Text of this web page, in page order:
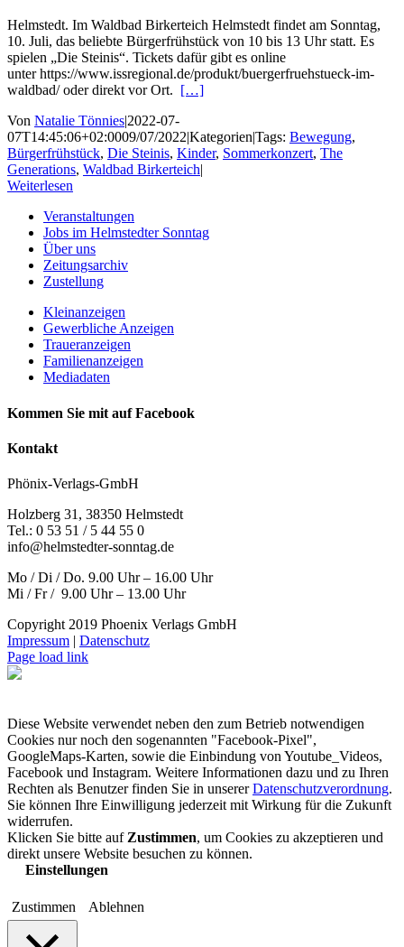
Helmstedt. Im Waldbad Birkerteich Helmstedt findet am Sonntag,
10. Juli, das beliebte Bürgerfrühstück von 10 bis 13 Uhr statt. Es
spielen „Die Steinis“. Tickets dafür gibt es online
unter https://www.issregional.de/produkt/buergerfruehstueck-im-
waldbad/ oder direkt vor Ort. […]
Von Natalie Tönnies|2022-07-
07T14:45:06+02:0009/07/2022|Kategorien|Tags: Bewegung,
Bürgerfrühstück, Die Steinis, Kinder, Sommerkonzert, The
Generations, Waldbad Birkerteich|
Weiterlesen
Veranstaltungen
Jobs im Helmstedter Sonntag
Über uns
Zeitungsarchiv
Zustellung
Kleinanzeigen
Gewerbliche Anzeigen
Traueranzeigen
Familienanzeigen
Mediadaten
Kommen Sie mit auf Facebook
Kontakt
Phönix-Verlags-GmbH
Holzberg 31, 38350 Helmstedt
Tel.: 0 53 51 / 5 44 55 0
info@helmstedter-sonntag.de
Mo / Di / Do. 9.00 Uhr – 16.00 Uhr
Mi / Fr / 9.00 Uhr – 13.00 Uhr
Copyright 2019 Phoenix Verlags GmbH
Impressum | Datenschutz
Page load link
Diese Website verwendet neben den zum Betrieb notwendigen
Cookies nur noch den sogenannten "Facebook-Pixel",
GoogleMaps-Karten, sowie die Einbindung von Youtube_Videos,
Facebook und Instagram. Weitere Informationen dazu und zu Ihren
Rechten als Benutzer finden Sie in unsererDatenschutzverordnung.
Sie können Ihre Einwilligung jederzeit mit Wirkung für die Zukunft
widerrufen.
Klicken Sie bitte auf Zustimmen, um Cookies zu akzeptieren und
direkt unsere Website besuchen zu können.
Einstellungen
Zustimmen Ablehnen